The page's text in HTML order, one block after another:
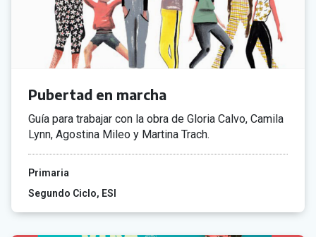
Pubertad en marcha
Guía para trabajar con la obra de Gloria Calvo, Camila
Lynn, Agostina Mileo y Martina Trach.
Primaria
Segundo Ciclo
ESI